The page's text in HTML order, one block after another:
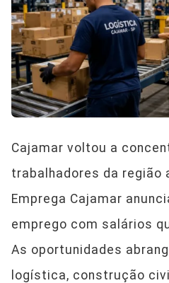
Cajamar voltou a
trabalhadores da região
Emprega Cajamar
emprego com salários
As oportunidades
logística, construção